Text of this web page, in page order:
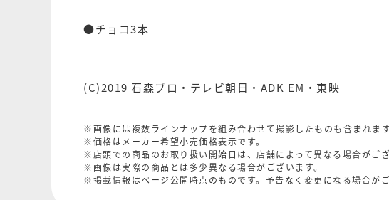
●チョコ3本
(C)2019 石森プロ・テレビ朝日・ADK EM・東映
※画像には複数ラインナップを組み合わせて撮影したものも含まれます
※価格はメーカー希望小売価格表示です。
※店頭での商品のお取り扱い開始日は、店舗によって異なる場合がござ
※画像は実際の商品とは多少異なる場合がございます。
※掲載情報はページ公開時点のものです。予告なく変更になる場合がご